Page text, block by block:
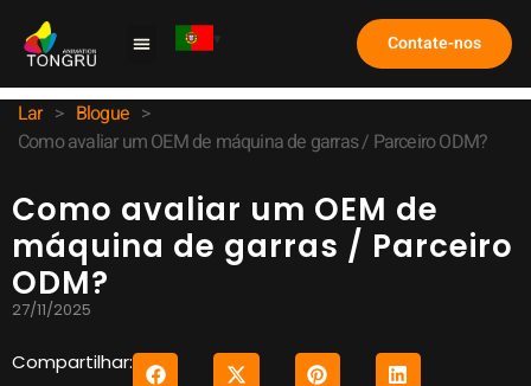
Contate-nos
Lar > Blogue >
Como avaliar um OEM de máquina de garras / Parceiro ODM?
Como avaliar um OEM de
máquina de garras / Parceiro
ODM?
27/11/2025
Compartilhar: